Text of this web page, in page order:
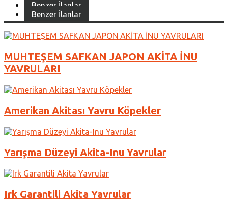
Benzer İlanlar
Benzer İlanlar
MUHTEŞEM SAFKAN JAPON AKİTA İNU
YAVRULARI
Amerikan Akitası Yavru Köpekler
Yarışma Düzeyi Akita-Inu Yavrular
Irk Garantili Akita Yavrular